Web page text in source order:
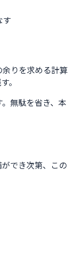
す
りを求める計算
。
無駄を省き、本
でき次第、この